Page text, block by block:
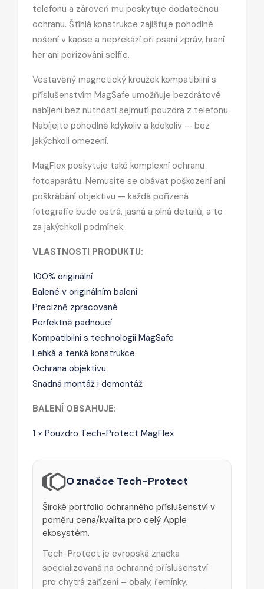
telefonu a zároveň mu poskytuje dodatečnou
ochranu. Štíhlá konstrukce zajišťuje pohodlné
nošení v kapse a nepřekáží při psaní zpráv, hraní
her ani pořizování selfie.
Vestavěný magnetický kroužek kompatibilní s
příslušenstvím MagSafe umožňuje bezdrátové
nabíjení bez nutnosti sejmutí pouzdra z telefonu.
Nabíjejte pohodlně kdykoliv a kdekoliv — bez
jakýchkoli omezení.
MagFlex poskytuje také komplexní ochranu
fotoaparátu. Nemusíte se obávat poškození ani
poškrábání objektivu — každá pořízená
fotografie bude ostrá, jasná a plná detailů, a to
za jakýchkoli podmínek.
VLASTNOSTI PRODUKTU:
100% originální
Balené v originálním balení
Precizně zpracované
Perfektně padnoucí
Kompatibilní s technologií MagSafe
Lehká a tenká konstrukce
Ochrana objektivu
Snadná montáž i demontáž
BALENÍ OBSAHUJE:
1 × Pouzdro Tech-Protect MagFlex
O značce Tech-Protect
Široké portfolio ochranného příslušenství v
poměru cena/kvalita pro celý Apple
ekosystém.
Tech-Protect je evropská značka
specializovaná na ochranné příslušenství
pro chytrá zařízení – obaly, řemínky,